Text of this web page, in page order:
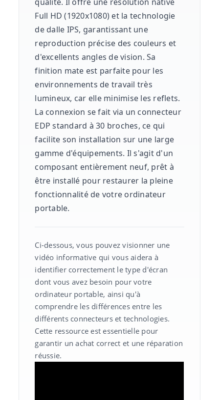
qualité. Il offre une résolution native
Full HD (1920x1080) et la technologie
de dalle IPS, garantissant une
reproduction précise des couleurs et
d'excellents angles de vision. Sa
finition mate est parfaite pour les
environnements de travail très
lumineux, car elle minimise les reflets.
La connexion se fait via un connecteur
EDP standard à 30 broches, ce qui
facilite son installation sur une large
gamme d'équipements. Il s'agit d'un
composant entièrement neuf, prêt à
être installé pour restaurer la pleine
fonctionnalité de votre ordinateur
portable.
Ci-dessous, vous pouvez visionner une
vidéo informative qui vous aidera à
identifier correctement le type d'écran
dont vous avez besoin pour votre
ordinateur portable, ainsi qu'à
comprendre les différences entre les
différents connecteurs et technologies.
Cette ressource est essentielle pour
garantir un achat correct et une réparation
réussie.